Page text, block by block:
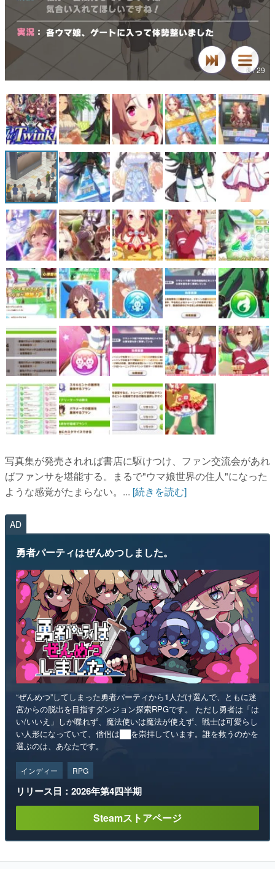
6 / 29
写真集が発売されれば書店に駆けつけ、ファン交流会があれ
ばファンサを堪能する。まるで"ウマ娘世界の住人"になった
ような感覚がたまらない。... [続きを読む]
AD
勇者パーティはぜんめつしました。
“ぜんめつ”してしまった勇者パーティから1人だけ選んで、ともに迷
宮からの脱出を目指すダンジョン探索RPGです。 ただし勇者は「は
い/いいえ」しか喋れず、魔法使いは魔法が使えず、戦士は可愛らし
い人形になっていて、僧侶は██を崇拝しています。誰を救うのかを
選ぶのは、あなたです。
インディー RPG
リリース日：2026年第4四半期
Steamストアページ